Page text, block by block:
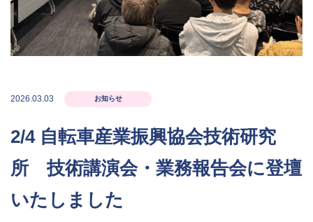
2026.03.03 お知らせ
2/4 自転車産業振興協会技術研究
所 技術講演会・業務報告会に登壇
いたしました